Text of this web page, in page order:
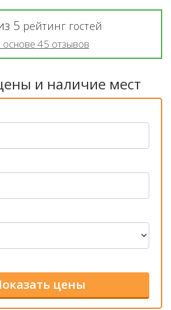
5 рейтинг гостей
основе 45 отзывов
и наличие мест